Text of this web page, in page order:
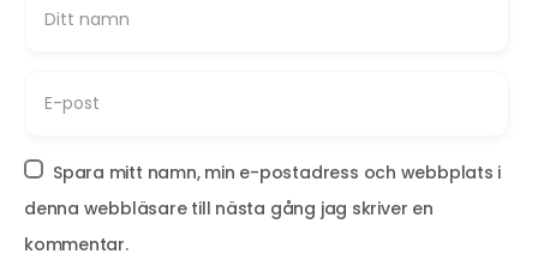
Spara mitt namn, min e-postadress och webbplats i
denna webbläsare till nästa gång jag skriver en
kommentar.